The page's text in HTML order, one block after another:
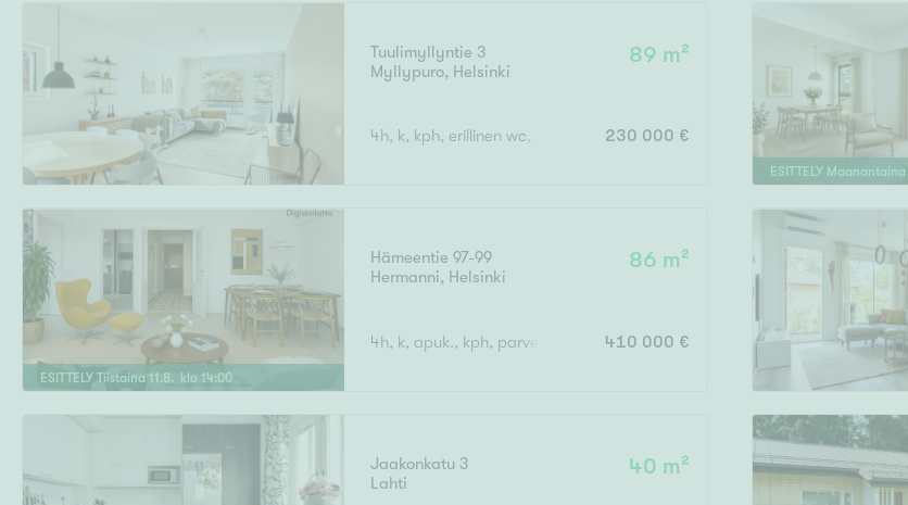
Uudiskohteet
Vain uudiskohteet
Arvokohteet
Kunto
Hyvä
Välttävä
Tuulimyllyntie 3
Myllypuro, Helsinki
89 m²
4h, k, kph, erillinen wc, 2 x vh, lasitettu parveke
230 000 €
ESITTELY Maanantaina
ESITTELY Tiistaina 11 .8. klo 14:00
Hämeentie 97-99
Hermanni, Helsinki
86 m²
4h, k, apuk., kph, parveke 410 000 €
Jaakonkatu 3
Lahti
40 m²